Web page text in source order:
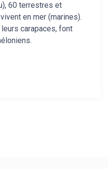
60 terrestres et
en mer (marines).
carapaces, font